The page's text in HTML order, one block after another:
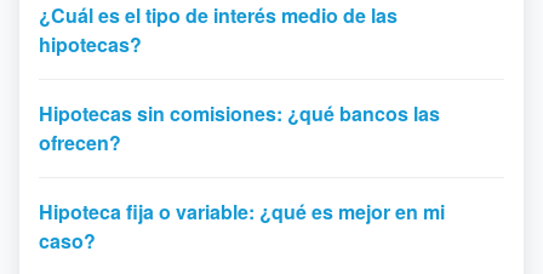
¿Cuál es el tipo de interés medio de las
hipotecas?
Hipotecas sin comisiones: ¿qué bancos las
ofrecen?
Hipoteca fija o variable: ¿qué es mejor en mi
caso?